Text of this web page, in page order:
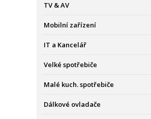
TV & AV
Mobilní zařízení
IT a Kancelář
Velké spotřebiče
Malé kuch. spotřebiče
Dálkové ovladače